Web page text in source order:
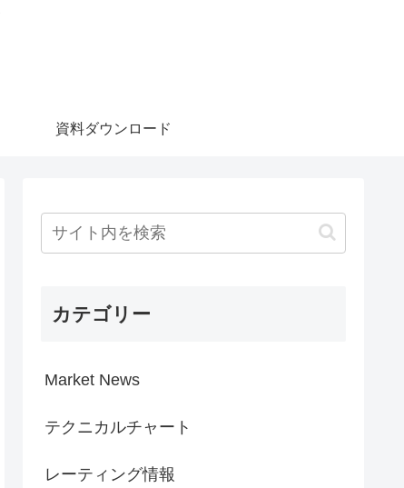
資料ダウンロード
カテゴリー
Market News
テクニカルチャート
レーティング情報